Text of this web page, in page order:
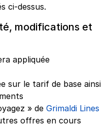
ci-dessus.
modifications et
appliquée
sur le tarif de base ainsi
» de Grimaldi Lines
offres en cours